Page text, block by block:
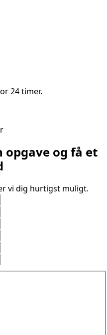
24 timer.
opgave og få et
vi dig hurtigst muligt.